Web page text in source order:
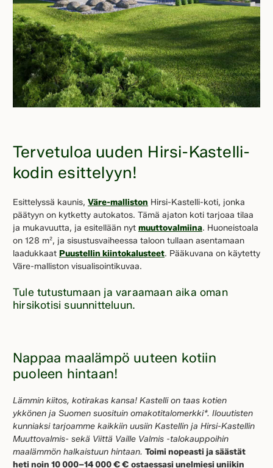
Tervetuloa uuden Hirsi-Kastelli-
kodin esittelyyn!
Esittelyssä kaunis, Väre-malliston Hirsi-Kastelli-koti, jonka
päätyyn on kytketty autokatos. Tämä ajaton koti tarjoaa tilaa
ja mukavuutta, ja esitellään nyt muuttovalmiina. Huoneistoala
on 128 m², ja sisustusvaiheessa taloon tullaan asentamaan
laadukkaat Puustellin kiintokalusteet. Pääkuvana on käytetty
Väre-malliston visualisointikuvaa.
Tule tutustumaan ja varaamaan aika oman
hirsikotisi suunnitteluun.
Nappaa maalämpö uuteen kotiin
puoleen hintaan!
Lämmin kiitos, kotirakas kansa! Kastelli on taas kotien
ykkönen ja Suomen suosituin omakotitalomerkki*. Ilouutisten
kunniaksi tarjoamme kaikkiin uusiin Kastellin ja Hirsi-Kastellin
Muuttovalmis- sekä Viittä Vaille Valmis -talokauppoihin
maalämmön halkaistuun hintaan. Toimi nopeasti ja säästät
heti noin 10 000–14 000 € € ostaessasi unelmiesi uniikin